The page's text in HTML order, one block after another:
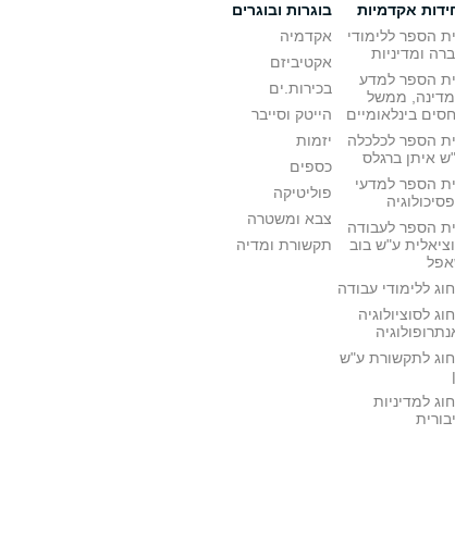
אקדמיות
הספר ללימודי
ומדיניות
הספר למדע
ממשל
בינלאומיים
הספר לכלכלה
איתן ברגלס
הספר למדעי
הספר לעבודה
ע"ש בוב
ללימודי עבודה
לסוציולוגיה
לתקשורת ע"ש
למדיניות
בוגרות ובוגרים
אקדמיה
אקטיביזם
בכירות.ים
הייטק וסייבר
יזמות
כספים
פוליטיקה
צבא ומשטרה
תקשורת ומדיה